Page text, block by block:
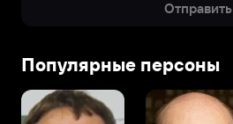
Отправить
Популярные персоны